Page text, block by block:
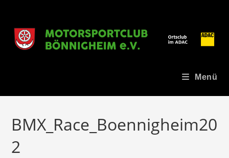
springen
Menü
BMX_Race_Boennigheim20
2